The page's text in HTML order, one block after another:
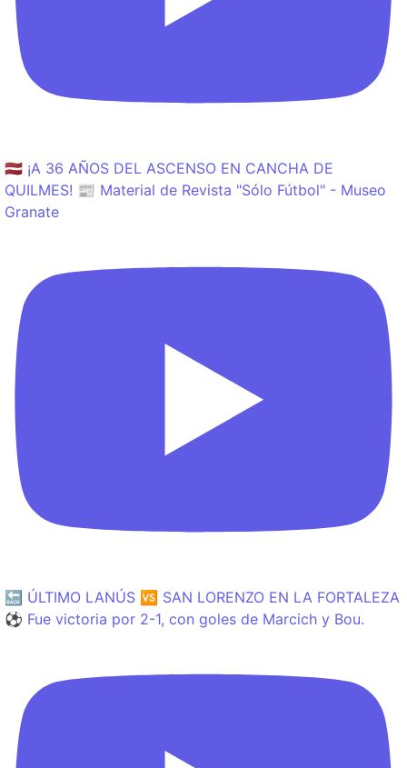
🇱🇻 ¡A 36 AÑOS DEL ASCENSO EN CANCHA DE
QUILMES! 📰 Material de Revista "Sólo Fútbol" - Museo
Granate
🔙 ÚLTIMO LANÚS 🆚 SAN LORENZO EN LA FORTALEZA
⚽️ Fue victoria por 2-1, con goles de Marcich y Bou.